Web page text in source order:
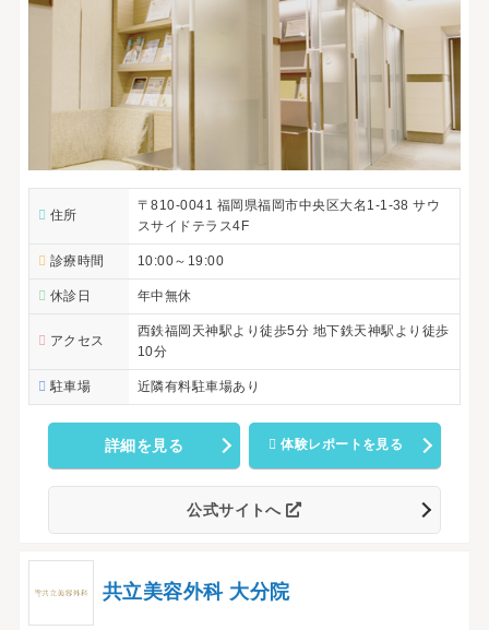
住所
〒810-0041 福岡県福岡市中央区大名1-1-38 サウ
スサイドテラス4F
診療時間 10:00～19:00
休診日 年中無休
アクセス
西鉄福岡天神駅より徒歩5分 地下鉄天神駅より徒歩
10分
駐車場 近隣有料駐車場あり
詳細を見る 体験レポートを見る
公式サイトへ
共立美容外科 大分院